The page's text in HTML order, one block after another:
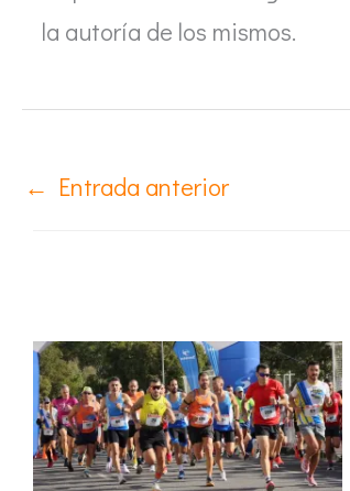
la autoría de los mismos.
← Entrada anterior